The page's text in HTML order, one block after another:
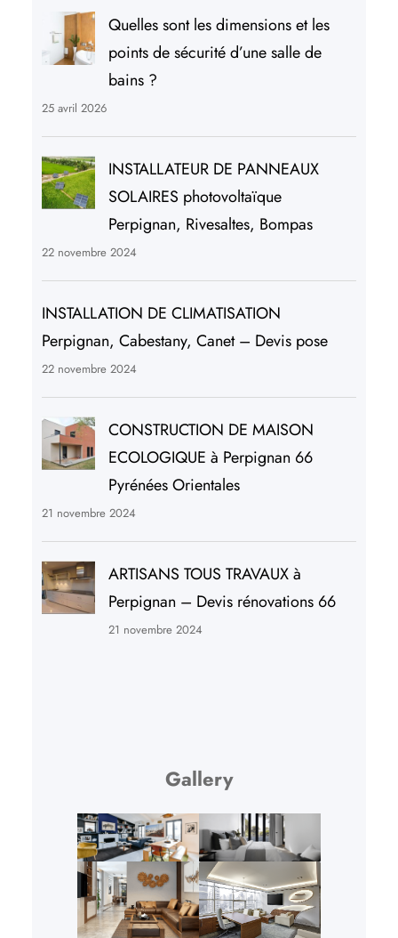
Quelles sont les dimensions et les
points de sécurité d’une salle de
bains ?
25 avril 2026
INSTALLATEUR DE PANNEAUX
SOLAIRES photovoltaïque
Perpignan, Rivesaltes, Bompas
22 novembre 2024
INSTALLATION DE CLIMATISATION
Perpignan, Cabestany, Canet – Devis pose
22 novembre 2024
CONSTRUCTION DE MAISON
ECOLOGIQUE à Perpignan 66
Pyrénées Orientales
21 novembre 2024
ARTISANS TOUS TRAVAUX à
Perpignan – Devis rénovations 66
21 novembre 2024
Gallery